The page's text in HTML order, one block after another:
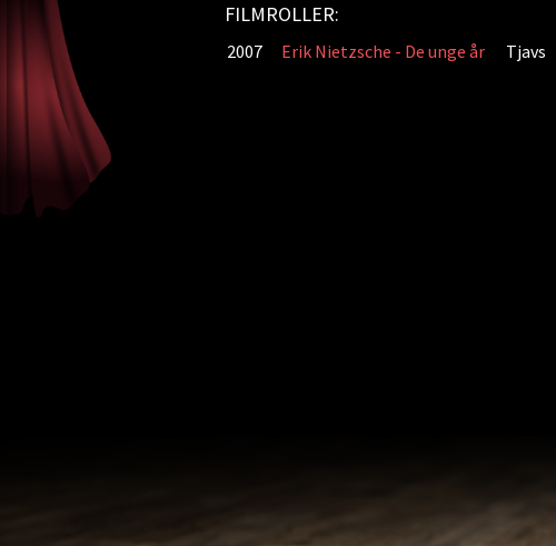
FILMROLLER:
2007 Erik Nietzsche - De unge år Tjavs